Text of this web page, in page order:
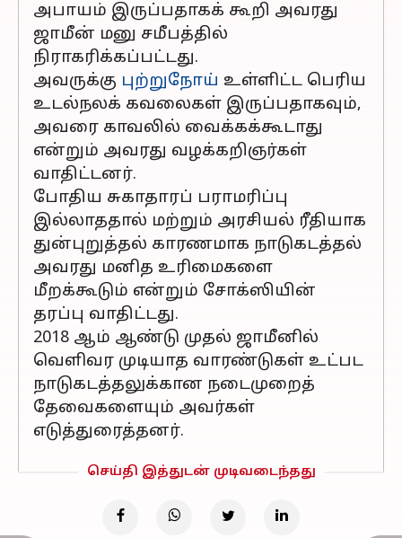
அபாயம் இருப்பதாகக் கூறி அவரது
ஜாமீன் மனு சமீபத்தில்
நிராகரிக்கப்பட்டது.
அவருக்கு புற்றுநோய் உள்ளிட்ட பெரிய
உடல்நலக் கவலைகள் இருப்பதாகவும்,
அவரை காவலில் வைக்கக்கூடாது
என்றும் அவரது வழக்கறிஞர்கள்
வாதிட்டனர்.
போதிய சுகாதாரப் பராமரிப்பு
இல்லாததால் மற்றும் அரசியல் ரீதியாக
துன்புறுத்தல் காரணமாக நாடுகடத்தல்
அவரது மனித உரிமைகளை
மீறக்கூடும் என்றும் சோக்ஸியின்
தரப்பு வாதிட்டது.
2018 ஆம் ஆண்டு முதல் ஜாமீனில்
வெளிவர முடியாத வாரண்டுகள் உட்பட
நாடுகடத்தலுக்கான நடைமுறைத்
தேவைகளையும் அவர்கள்
எடுத்துரைத்தனர்.
செய்தி இத்துடன் முடிவடைந்தது